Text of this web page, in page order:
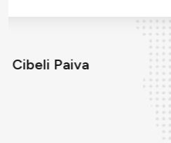
João Carlos